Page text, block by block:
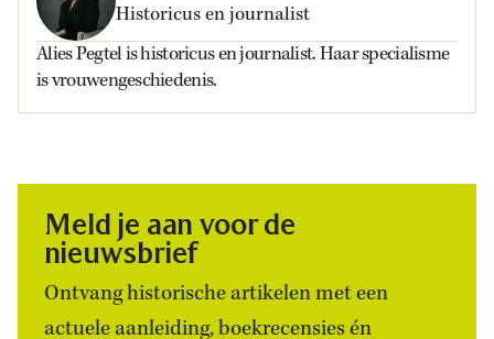
Historicus en journalist
Alies Pegtel is historicus en journalist. Haar specialisme
is vrouwengeschiedenis.
Meld je aan voor de
nieuwsbrief
Ontvang historische artikelen met een
actuele aanleiding, boekrecensies én